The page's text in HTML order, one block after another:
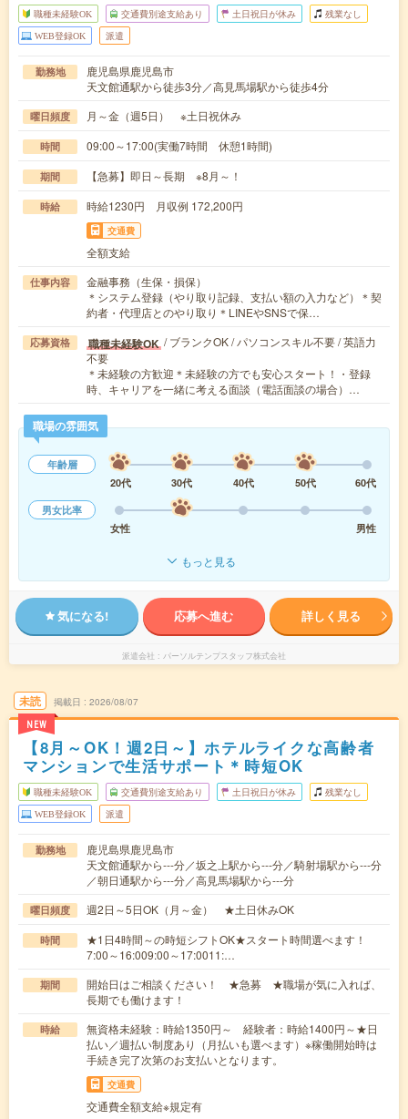
職種未経験OK 交通費別途支給あり 土日祝日が休み 残業なし
WEB登録OK 派遣
勤務地
鹿児島県鹿児島市
天文館通駅から徒歩3分／高見馬場駅から徒歩4分
曜日頻度 月～金（週5日） ※土日祝休み
時間 09:00～17:00(実働7時間 休憩1時間)
期間 【急募】即日～長期 ※8月～！
時給 時給1230円 月収例 172,200円
交通費
全額支給
仕事内容
金融事務（生保・損保）
＊システム登録（やり取り記録、支払い額の入力など）＊契
約者・代理店とのやり取り＊LINEやSNSで保…
応募資格 職種未経験OK / ブランクOK / パソコンスキル不要 / 英語力
不要
＊未経験の方歓迎＊未経験の方でも安心スタート！・登録
時、キャリアを一緒に考える面談（電話面談の場合）…
職場の雰囲気
年齢層
20代
30代 40代 50代
60代
男女比率
女性
男性
もっと見る
気になる! 応募へ進む 詳しく見る
派遣会社 パーソルテンプスタッフ株式会社
未読
NEW
掲載日 2026/08/07
【8月～OK！週2日～】ホテルライクな高齢者
マンションで生活サポート＊時短OK
職種未経験OK 交通費別途支給あり 土日祝日が休み 残業なし
WEB登録OK 派遣
勤務地
鹿児島県鹿児島市
天文館通駅から---分／坂之上駅から---分／騎射場駅から---分
／朝日通駅から---分／高見馬場駅から---分
曜日頻度 週2日～5日OK（月～金） ★土日休みOK
時間
★1日4時間～の時短シフトOK★スタート時間選べます！
7:00～16:009:00～17:0011:…
期間
開始日はご相談ください！ ★急募 ★職場が気に入れば、
長期でも働けます！
時給
無資格未経験：時給1350円～ 経験者：時給1400円～★日
払い／週払い制度あり（月払いも選べます）※稼働開始時は
手続き完了次第のお支払いとなります。
交通費
交通費全額支給※規定有